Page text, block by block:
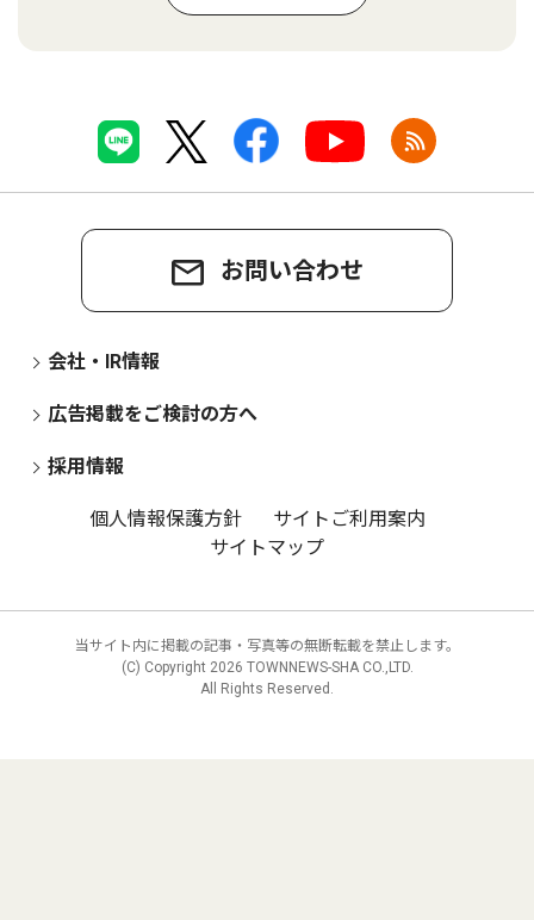
お問い合わせ
会社・IR情報
広告掲載をご検討の方へ
採用情報
個人情報保護方針
サイトご利用案内
サイトマップ
当サイト内に掲載の記事・写真等の無断転載を禁止します。
(C) Copyright 2026 TOWNNEWS-SHA CO.,LTD.
All Rights Reserved.